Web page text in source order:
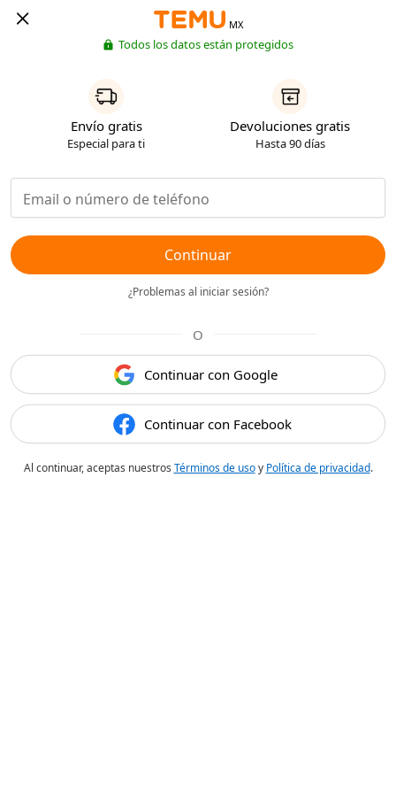
MX
Todos los datos están protegidos
Envío gratis
Especial para ti
Devoluciones gratis
Hasta 90 días
Continuar
¿Problemas al iniciar sesión?
O
Continuar con Google
Continuar con Facebook
Al continuar, aceptas nuestros Términos de usoy Política de privacidad.